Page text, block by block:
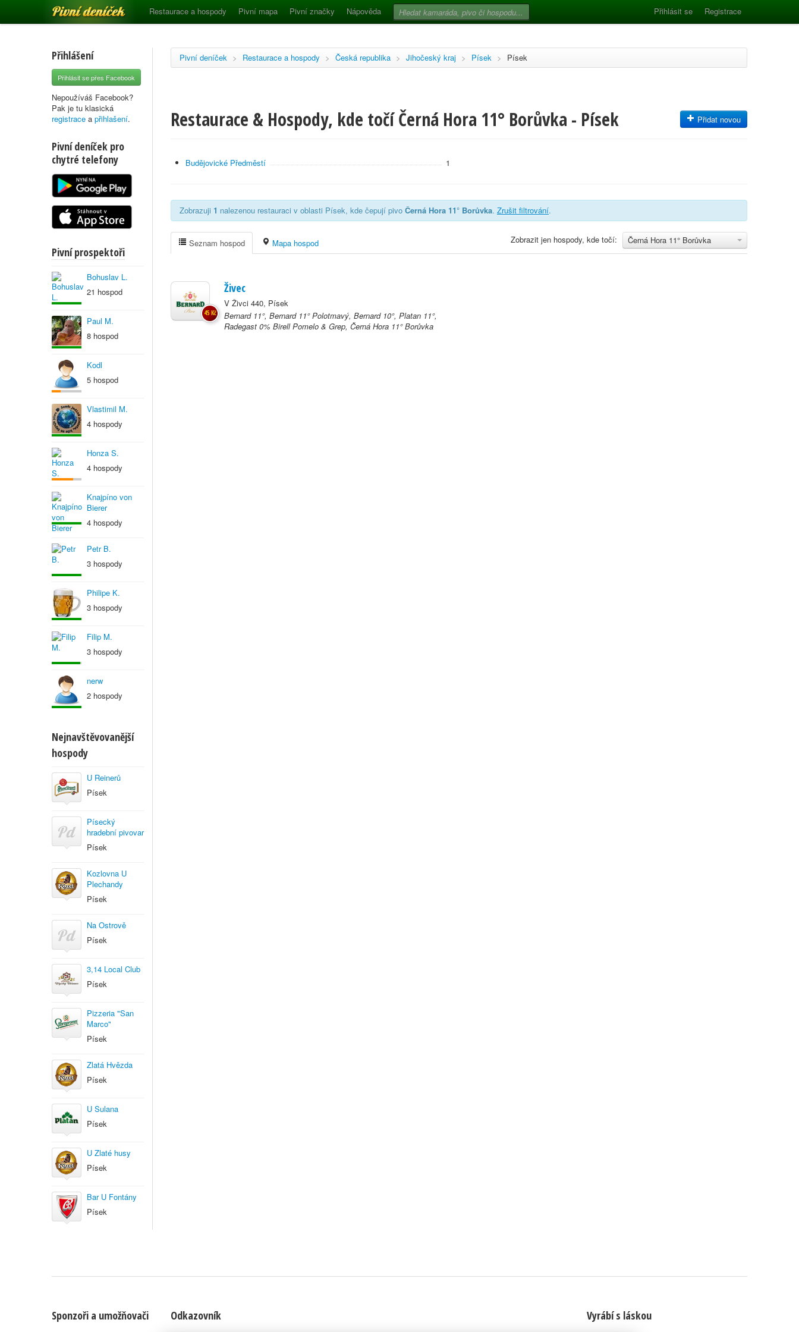
Pivní deníček Restaurace a hospody Pivní mapa Pivní značky Nápověda Přihlásit se Registrace
Přihlášení
Přihlásit se přes Facebook
Nepoužíváš Facebook?
Pak je tu klasická
registrace a přihlašení.
Pivní deníček pro
chytré telefony
Pivní prospektoři
Bohuslav L.
21 hospod
Paul M.
8 hospod
Kodl
5 hospod
Vlastimil M.
4 hospody
Honza S.
4 hospody
Knajpíno von
Bierer
4 hospody
Petr B.
3 hospody
Philipe K.
3 hospody
Filip M.
3 hospody
nerw
2 hospody
Nejnavštěvovanější
hospody
U Reinerů
Písek
Písecký
hradební pivovar
Písek
Kozlovna U
Plechandy
Písek
Na Ostrově
Písek
3,14 Local Club
Písek
Pizzeria "San
Marco"
Písek
Zlatá Hvězda
Písek
U Sulana
Písek
U Zlaté husy
Písek
Bar U Fontány
Písek
Pivní deníček > Restaurace a hospody > Česká republika > Jihočeský kraj > Písek > Písek
Restaurace & Hospody, kde točí Černá Hora 11° Borůvka - Písek Přidat novou
Budějovické Předměstí 1
Zobrazuji 1 nalezenou restauraci v oblasti Písek, kde čepují pivo Černá Hora 11° Borůvka. Zrušit filtrování.
Černá Hora 11° Borůvka
Zobrazit jen hospody, kde točí:
Seznam hospod Mapa hospod
Živec
V Živci 440, Písek
Bernard 11°, Bernard 11° Polotmavý, Bernard 10°, Platan 11°,
Radegast 0% Birell Pomelo & Grep, Černá Hora 11° Borůvka
45 Kč
Sponzoři a umožňovači Odkazovník Vyrábí s láskou